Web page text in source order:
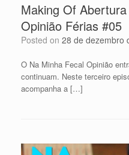
Making Of
Opinião Férias #05
Posted on 28 de dezembro
O Na Minha Fecal Opinião
continuam. Neste terceiro
acompanha a […]